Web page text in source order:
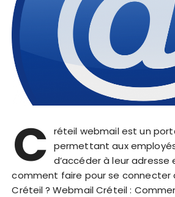
C réteil webmail est un
permettant aux
d’accéder à leur adresse
comment faire pour se connecter
Créteil ? Webmail Créteil :